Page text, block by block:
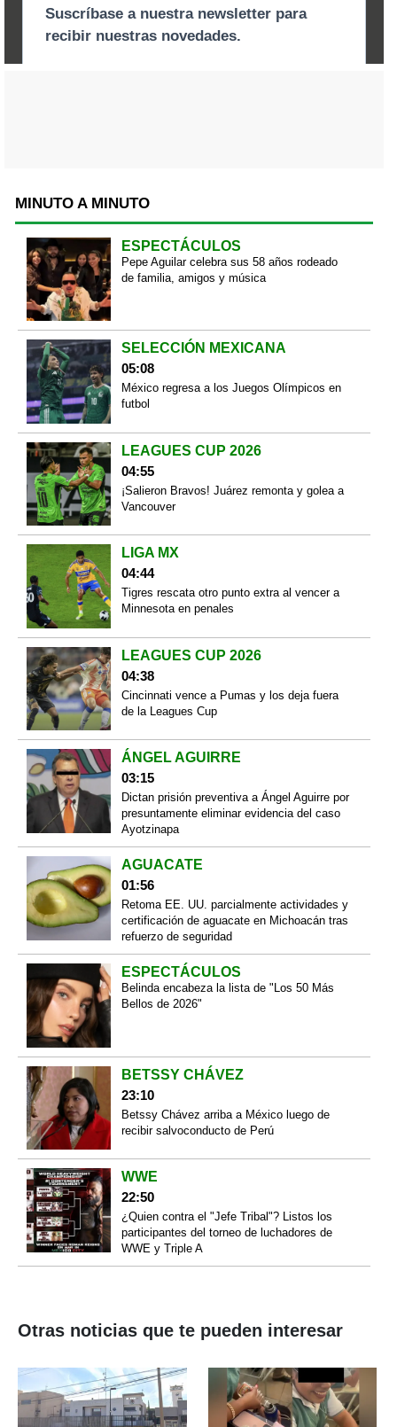
MINUTO A MINUTO
ESPECTÁCULOS
Pepe Aguilar celebra sus 58 años rodeado
de familia, amigos y música
SELECCIÓN MEXICANA
05:08
México regresa a los Juegos Olímpicos en
futbol
LEAGUES CUP 2026
04:55
¡Salieron Bravos! Juárez remonta y golea a
Vancouver
LIGA MX
04:44
Tigres rescata otro punto extra al vencer a
Minnesota en penales
LEAGUES CUP 2026
04:38
Cincinnati vence a Pumas y los deja fuera
de la Leagues Cup
ÁNGEL AGUIRRE
03:15
Dictan prisión preventiva a Ángel Aguirre por
presuntamente eliminar evidencia del caso
Ayotzinapa
AGUACATE
01:56
Retoma EE. UU. parcialmente actividades y
certificación de aguacate en Michoacán tras
refuerzo de seguridad
ESPECTÁCULOS
Belinda encabeza la lista de "Los 50 Más
Bellos de 2026"
BETSSY CHÁVEZ
23:10
Betssy Chávez arriba a México luego de
recibir salvoconducto de Perú
WWE
22:50
¿Quien contra el "Jefe Tribal"? Listos los
participantes del torneo de luchadores de
WWE y Triple A
Otras noticias que te pueden interesar